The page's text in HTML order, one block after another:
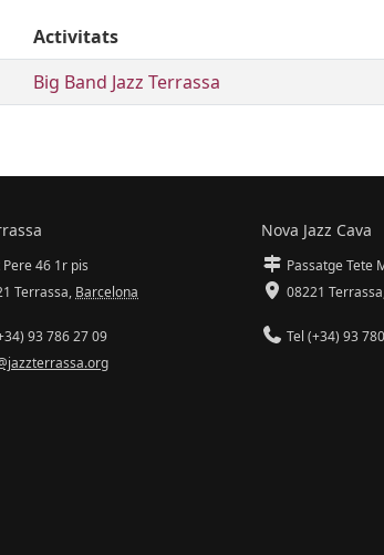
Activitats
Big Band Jazz Terrassa
Pere 46 1r pis
Terrassa, Barcelona
93 786 27 09
Nova Jazz Cava
Passatge Tete
08221 Terrassa
Tel (+34) 93